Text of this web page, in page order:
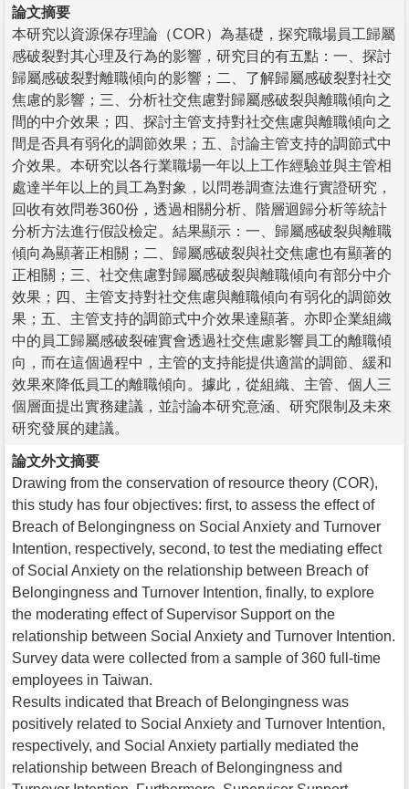
論文摘要
本研究以資源保存理論（COR）為基礎，探究職場員工歸屬
感破裂對其心理及行為的影響，研究目的有五點：一、探討
歸屬感破裂對離職傾向的影響；二、了解歸屬感破裂對社交
焦慮的影響；三、分析社交焦慮對歸屬感破裂與離職傾向之
間的中介效果；四、探討主管支持對社交焦慮與離職傾向之
間是否具有弱化的調節效果；五、討論主管支持的調節式中
介效果。本研究以各行業職場一年以上工作經驗並與主管相
處達半年以上的員工為對象，以問卷調查法進行實證研究，
回收有效問卷360份，透過相關分析、階層迴歸分析等統計
分析方法進行假設檢定。結果顯示：一、歸屬感破裂與離職
傾向為顯著正相關；二、歸屬感破裂與社交焦慮也有顯著的
正相關；三、社交焦慮對歸屬感破裂與離職傾向有部分中介
效果；四、主管支持對社交焦慮與離職傾向有弱化的調節效
果；五、主管支持的調節式中介效果達顯著。亦即企業組織
中的員工歸屬感破裂確實會透過社交焦慮影響員工的離職傾
向，而在這個過程中，主管的支持能提供適當的調節、緩和
效果來降低員工的離職傾向。據此，從組織、主管、個人三
個層面提出實務建議，並討論本研究意涵、研究限制及未來
研究發展的建議。
論文外文摘要
Drawing from the conservation of resource theory (COR),
this study has four objectives: first, to assess the effect of
Breach of Belongingness on Social Anxiety and Turnover
Intention, respectively, second, to test the mediating effect
of Social Anxiety on the relationship between Breach of
Belongingness and Turnover Intention, finally, to explore
the moderating effect of Supervisor Support on the
relationship between Social Anxiety and Turnover Intention.
Survey data were collected from a sample of 360 full-time
employees in Taiwan.
Results indicated that Breach of Belongingness was
positively related to Social Anxiety and Turnover Intention,
respectively, and Social Anxiety partially mediated the
relationship between Breach of Belongingness and